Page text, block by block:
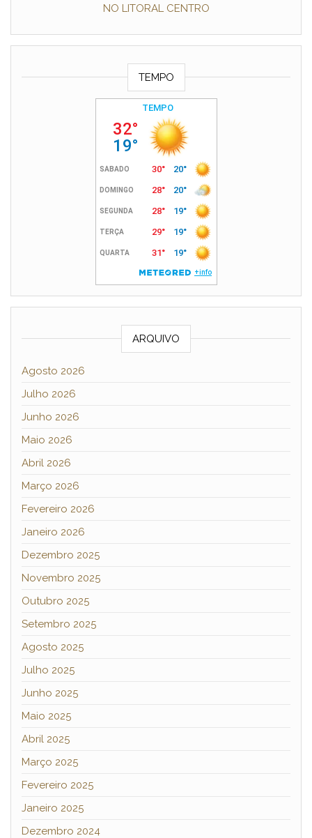
NO LITORAL CENTRO
TEMPO
ARQUIVO
Agosto 2026
Julho 2026
Junho 2026
Maio 2026
Abril 2026
Março 2026
Fevereiro 2026
Janeiro 2026
Dezembro 2025
Novembro 2025
Outubro 2025
Setembro 2025
Agosto 2025
Julho 2025
Junho 2025
Maio 2025
Abril 2025
Março 2025
Fevereiro 2025
Janeiro 2025
Dezembro 2024